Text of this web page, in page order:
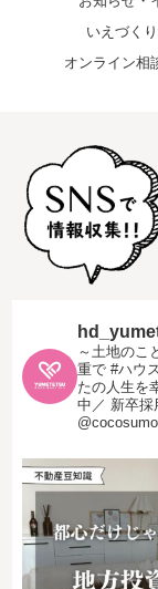
いえづく
オンライン相
～土地のこ
重で #ハウ
たの人生を
中／ 新卒